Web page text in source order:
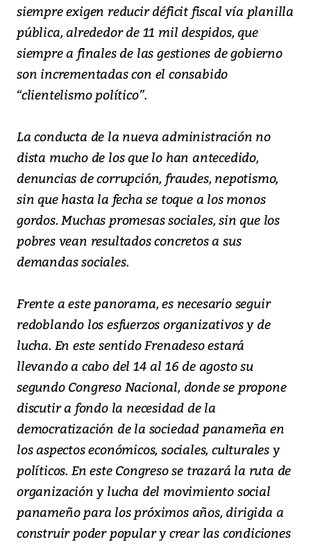
siempre exigen reducir déficit fiscal vía planilla
pública, alrededor de 11 mil despidos, que
siempre a finales de las gestiones de gobierno
son incrementadas con el consabido
“clientelismo político”.
La conducta de la nueva administración no
dista mucho de los que lo han antecedido,
denuncias de corrupción, fraudes, nepotismo,
sin que hasta la fecha se toque a los monos
gordos. Muchas promesas sociales, sin que los
pobres vean resultados concretos a sus
demandas sociales.
Frente a este panorama, es necesario seguir
redoblando los esfuerzos organizativos y de
lucha. En este sentido Frenadeso estará
llevando a cabo del 14 al 16 de agosto su
segundo Congreso Nacional, donde se propone
discutir a fondo la necesidad de la
democratización de la sociedad panameña en
los aspectos económicos, sociales, culturales y
políticos. En este Congreso se trazará la ruta de
organización y lucha del movimiento social
panameño para los próximos años, dirigida a
construir poder popular y crear las condiciones